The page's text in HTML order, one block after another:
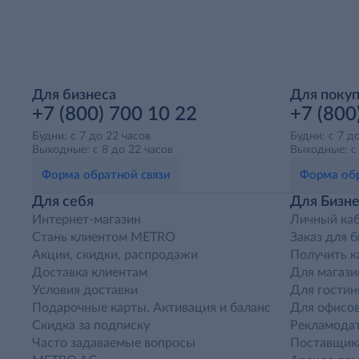
Для бизнеса
+7 (800) 700 10 22
Будни: с 7 до 22 часов
Выходные: с 8 до 22 часов
Форма обратной связи
Для
+7
Будни: с 7
Выходные: с
Форма
Для себя
Интернет-магазин
Стань клиентом METRO
Акции, скидки, распродажи
Доставка клиентам
Условия доставки
Подарочные карты. Активация и баланс
Скидка за подписку
Часто задаваемые вопросы
Для
Личный
Заказ для
Получить
Для
Для
Для